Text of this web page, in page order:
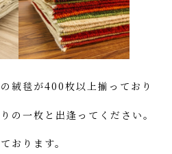
絨毯が400枚以上揃っており
の一枚と出逢ってください。
おります。